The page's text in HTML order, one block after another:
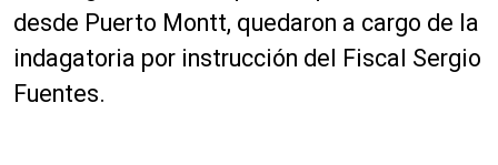
a
u
d
i
desde Puerto Montt, quedaron a cargo de la
indagatoria por instrucción del Fiscal Sergio
Fuentes.